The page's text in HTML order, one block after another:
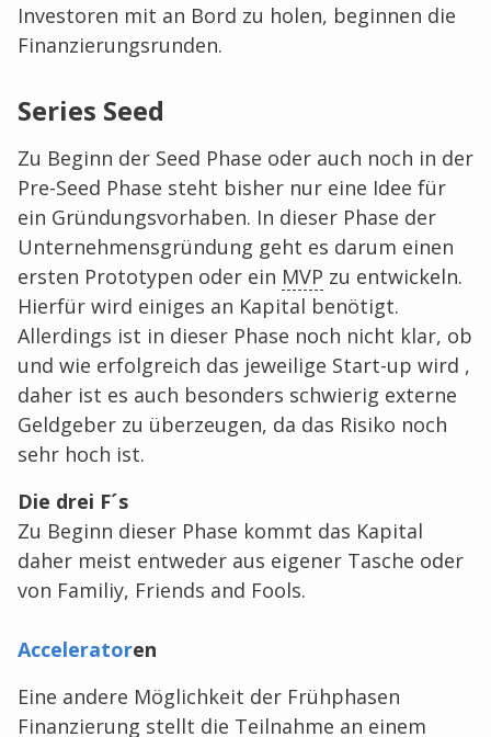
Investoren mit an Bord zu holen, beginnen die
Finanzierungsrunden.
Series Seed
Zu Beginn der Seed Phase oder auch noch in der
Pre-Seed Phase steht bisher nur eine Idee für
ein Gründungsvorhaben. In dieser Phase der
Unternehmensgründung geht es darum einen
ersten Prototypen oder ein MVP zu entwickeln.
Hierfür wird einiges an Kapital benötigt.
Allerdings ist in dieser Phase noch nicht klar, ob
und wie erfolgreich das jeweilige Start-up wird ,
daher ist es auch besonders schwierig externe
Geldgeber zu überzeugen, da das Risiko noch
sehr hoch ist.
Die drei F´s
Zu Beginn dieser Phase kommt das Kapital
daher meist entweder aus eigener Tasche oder
von Familiy, Friends and Fools.
Acceleratoren
Eine andere Möglichkeit der Frühphasen
Finanzierung stellt die Teilnahme an einem